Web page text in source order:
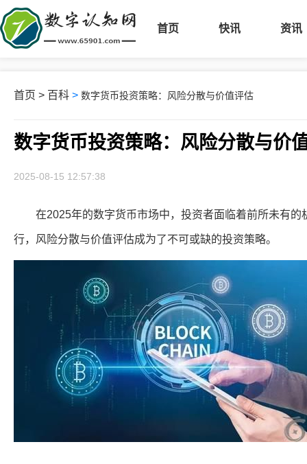
首页 快讯 资讯
首页 > 百科 > 数字货币投资策略：风险分散与价值评估
数字货币投资策略：风险分散与价
2025-08-15 12:57:38
在2025年的数字货币市场中，投资者面临着前所未有的
行，风险分散与价值评估成为了不可或缺的投资策略。